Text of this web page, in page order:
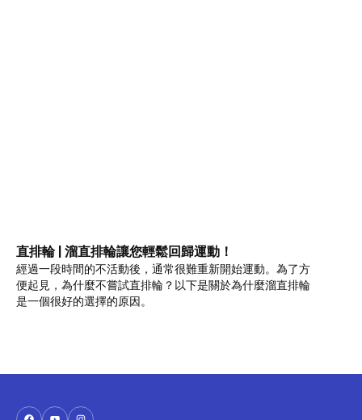
直排輪 | 溜直排輪讓您輕鬆回歸運動！
經過一段時間的不活動後，通常很難重新開始運動。為了方
便起見，為什麼不嘗試直排輪？以下是關於為什麼溜直排輪
是一個很好的選擇的原因。